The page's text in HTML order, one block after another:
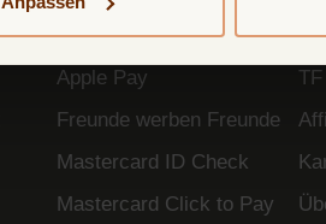
Google Pay
Apple Pay
Freunde werben Freunde
Mastercard ID Check
Mastercard Click to Pay